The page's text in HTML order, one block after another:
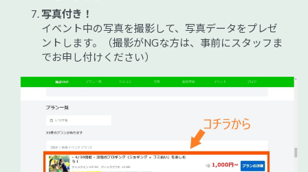
写真付き！
イベント中の写真を撮影して、写真データをプレゼ
ントします。（撮影がNGな方は、事前にスタッフま
でお申し付けください）